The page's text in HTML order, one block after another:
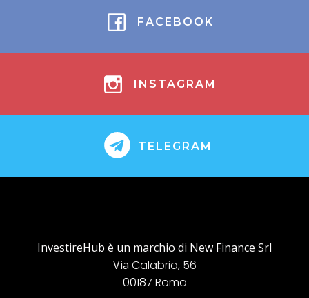
FACEBOOK
INSTAGRAM
TELEGRAM
InvestireHub è un marchio di New Finance Srl
Via Calabria, 56
00187 Roma